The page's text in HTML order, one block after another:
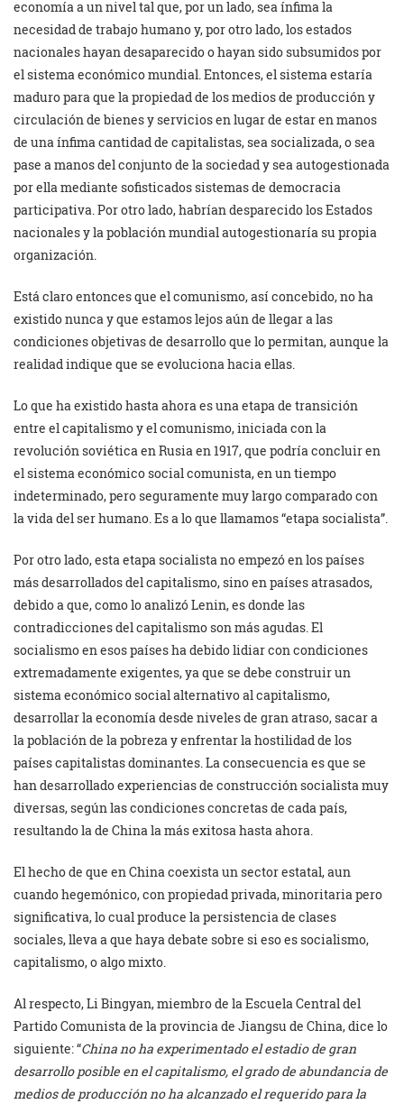
economía a un nivel tal que, por un lado, sea ínfima la
necesidad de trabajo humano y, por otro lado, los estados
nacionales hayan desaparecido o hayan sido subsumidos por
el sistema económico mundial. Entonces, el sistema estaría
maduro para que la propiedad de los medios de producción y
circulación de bienes y servicios en lugar de estar en manos
de una ínfima cantidad de capitalistas, sea socializada, o sea
pase a manos del conjunto de la sociedad y sea autogestionada
por ella mediante sofisticados sistemas de democracia
participativa. Por otro lado, habrían desparecido los Estados
nacionales y la población mundial autogestionaría su propia
organización.
Está claro entonces que el comunismo, así concebido, no ha
existido nunca y que estamos lejos aún de llegar a las
condiciones objetivas de desarrollo que lo permitan, aunque la
realidad indique que se evoluciona hacia ellas.
Lo que ha existido hasta ahora es una etapa de transición
entre el capitalismo y el comunismo, iniciada con la
revolución soviética en Rusia en 1917, que podría concluir en
el sistema económico social comunista, en un tiempo
indeterminado, pero seguramente muy largo comparado con
la vida del ser humano. Es a lo que llamamos “etapa socialista”.
Por otro lado, esta etapa socialista no empezó en los países
más desarrollados del capitalismo, sino en países atrasados,
debido a que, como lo analizó Lenin, es donde las
contradicciones del capitalismo son más agudas. El
socialismo en esos países ha debido lidiar con condiciones
extremadamente exigentes, ya que se debe construir un
sistema económico social alternativo al capitalismo,
desarrollar la economía desde niveles de gran atraso, sacar a
la población de la pobreza y enfrentar la hostilidad de los
países capitalistas dominantes. La consecuencia es que se
han desarrollado experiencias de construcción socialista muy
diversas, según las condiciones concretas de cada país,
resultando la de China la más exitosa hasta ahora.
El hecho de que en China coexista un sector estatal, aun
cuando hegemónico, con propiedad privada, minoritaria pero
significativa, lo cual produce la persistencia de clases
sociales, lleva a que haya debate sobre si eso es socialismo,
capitalismo, o algo mixto.
Al respecto, Li Bingyan, miembro de la Escuela Central del
Partido Comunista de la provincia de Jiangsu de China, dice lo
siguiente: “China no ha experimentado el estadio de gran
desarrollo posible en el capitalismo, el grado de abundancia de
medios de producción no ha alcanzado el requerido para la